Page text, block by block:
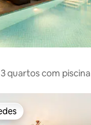
quartos com